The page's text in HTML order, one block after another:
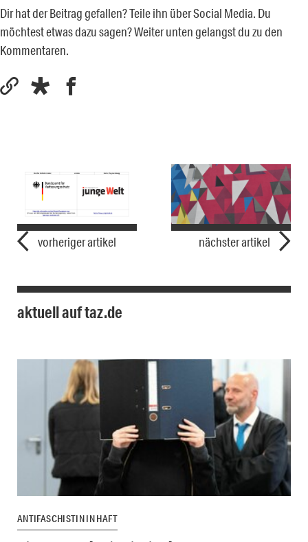
Dir hat der Beitrag gefallen? Teile ihn über Social Media. Du
möchtest etwas dazu sagen? Weiter unten gelangst du zu den
Kommentaren.
vorheriger artikel nächster artikel
aktuell auf taz.de
ANTIFASCHISTIN IN HAFT